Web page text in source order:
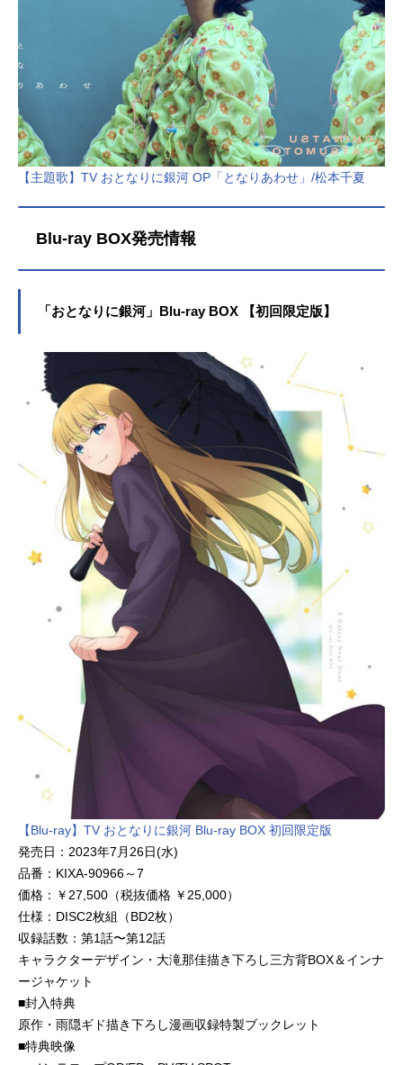
【主題歌】TV おとなりに銀河 OP「となりあわせ」/松本千夏
Blu-ray BOX発売情報
「おとなりに銀河」Blu-ray BOX 【初回限定版】
【Blu-ray】TV おとなりに銀河 Blu-ray BOX 初回限定版
発売日：2023年7月26日(水)
品番：KIXA-90966～7
価格：￥27,500（税抜価格 ￥25,000）
仕様：DISC2枚組（BD2枚）
収録話数：第1話〜第12話
キャラクターデザイン・大滝那佳描き下ろし三方背BOX＆インナ
ージャケット
■封入特典
原作・雨隠ギド描き下ろし漫画収録特製ブックレット
■特典映像